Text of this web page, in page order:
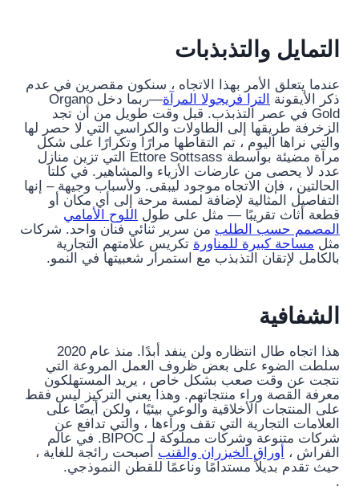
التمايل والتذبذبات
عندما يتعلق الأمر بهذا الاتجاه ، سنكون مقصرين في عدم
ذكر الأيقونة
الترا فريجولا المرآة
—ربما دخل Organo
Gold في عصر التذبذب. قبل وقت طويل من أن تجد
الزخرفة طريقها إلى الطاولات والكراسي التي لا حصر لها
والتي نراها اليوم ، تم التقاطها مرارًا وتكرارًا على شكل
مرآة مضيئة بواسطة Ettore Sottsass التي تزين منازل
عدد لا يحصى من عارضات الأزياء والمشاهير. في كلتا
الحالتين ، فإن الاتجاه موجود ليبقى. ولأسباب وجيهة – إنها
التفاصيل المثالية لإضافة لمسة مرحة إلى أي مكان أو
قطعة أثاث تقريبًا — مثل على طول
اللوح الأمامي
المصمم حسب الطلب من سرير ثنائي فنان واحد. شركات
مثل مساحة كبيرة للمناورة تكريس علامتهم التجارية
بالكامل لإتقان التذبذب مع استمرار شعبيتها في النمو.
الشفافية
هذا اتجاه طال انتظاره ولن ينفد أبدًا. منذ عام 2020
سلطت الضوء على بعض ظروف العمل المروعة التي
نتجت عن وقت صعب بشكل خاص ، يريد المستهلكون
معرفة القصة وراء منتجاتهم. وهذا يعني التركيز ليس فقط
على المنتجات الأخلاقية والوعي بيئيًا ، ولكن أيضًا على
العلامات التجارية التي تقف وراءها ، والتي تدافع عن
شركات متنوعة وشركات مملوكة لـ BIPOC. في عالم
الفراش ،
أوراق الخيزران والقنب أصبحت رائجة للغاية ،
حيث تقدم بديلاً مستدامًا وناعمًا للقطن النموذجي.
.